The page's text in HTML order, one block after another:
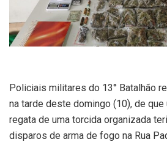
Policiais militares do 13° Batalhão
na tarde deste domingo (10), de
regata de uma torcida organizada
disparos de arma de fogo na Rua